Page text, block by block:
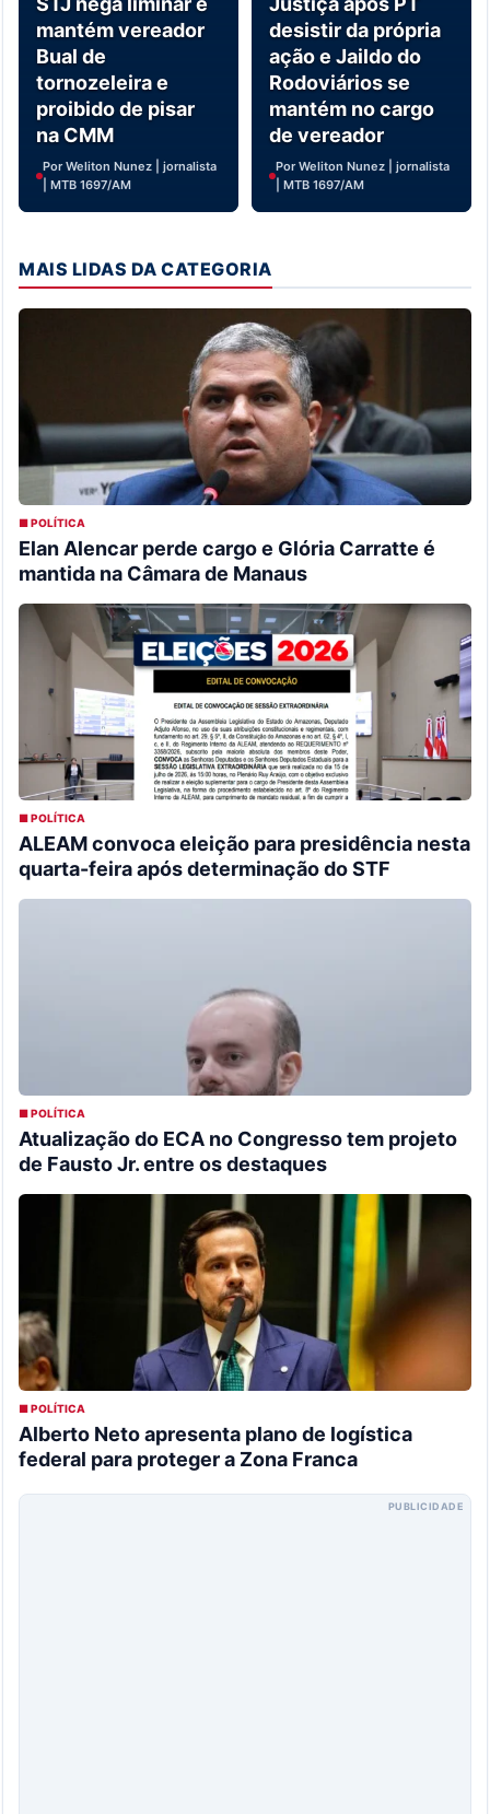
mantém vereador
Bual de
tornozeleira e
proibido de pisar
na CMM
Por Weliton Nunez | jornalista
| MTB 1697/AM
desistir da própria
ação e Jaildo do
Rodoviários se
mantém no cargo
de vereador
Por Weliton Nunez | jornalista
| MTB 1697/AM
MAIS LIDAS DA CATEGORIA
■ POLÍTICA
Elan Alencar perde cargo e Glória Carratte é
mantida na Câmara de Manaus
■ POLÍTICA
ALEAM convoca eleição para presidência nesta
quarta-feira após determinação do STF
■ POLÍTICA
Atualização do ECA no Congresso tem projeto
de Fausto Jr. entre os destaques
■ POLÍTICA
Alberto Neto apresenta plano de logística
federal para proteger a Zona Franca
PUBLICIDADE